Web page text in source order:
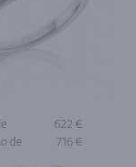
622 €
de
716 €